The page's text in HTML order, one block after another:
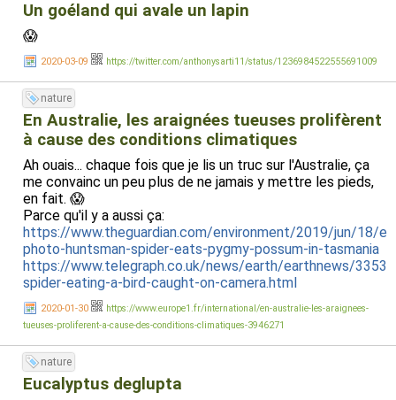
Un goéland qui avale un lapin
😱
2020-03-09 https://twitter.com/anthonysarti11/status/1236984522555691009
nature
En Australie, les araignées tueuses prolifèrent
à cause des conditions climatiques
Ah ouais... chaque fois que je lis un truc sur l'Australie, ça
me convainc un peu plus de ne jamais y mettre les pieds,
en fait. 😱
Parce qu'il y a aussi ça:
https://www.theguardian.com/environment/2019/jun/18/
photo-huntsman-spider-eats-pygmy-possum-in-tasmania
https://www.telegraph.co.uk/news/earth/earthnews/
spider-eating-a-bird-caught-on-camera.html
2020-01-30
https://www.europe1.fr/international/en-australie-les-araignees-
tueuses-proliferent-a-cause-des-conditions-climatiques-3946271
nature
Eucalyptus deglupta